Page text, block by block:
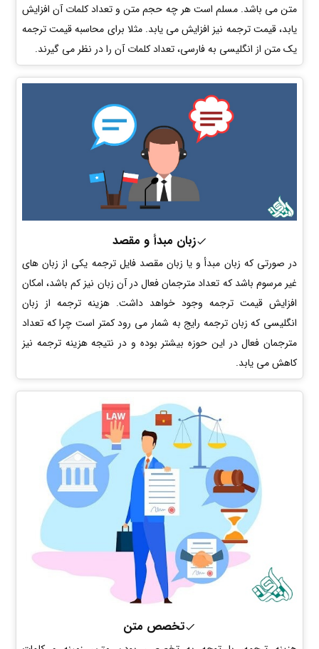
متن می باشد. مسلم است هر چه حجم متن و تعداد کلمات آن افزایش
یابد، قیمت ترجمه نیز افزایش می یابد. مثلا برای محاسبه قیمت ترجمه
یک متن از انگلیسی به فارسی، تعداد کلمات آن را در نظر می گیرند.
زبان مبدأ و مقصد
در صورتی که زبان مبدأ و یا زبان مقصد فایل ترجمه یکی از زبان های
غیر مرسوم باشد که تعداد مترجمان فعال در آن زبان نیز کم باشد، امکان
افزایش قیمت ترجمه وجود خواهد داشت. هزینه ترجمه از زبان
انگلیسی که زبان ترجمه رایج به شمار می رود کمتر است چرا که تعداد
مترجمان فعال در این حوزه بیشتر بوده و در نتیجه هزینه ترجمه نیز
کاهش می یابد.
تخصص متن